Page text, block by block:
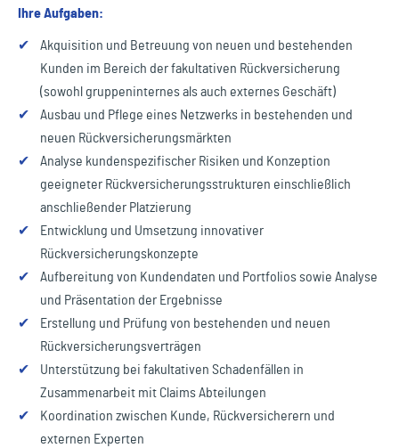
Ihre Aufgaben:
✔
Akquisition und Betreuung von neuen und bestehenden
Kunden im Bereich der fakultativen Rückversicherung
(sowohl gruppeninternes als auch externes Geschäft)
✔
Ausbau und Pflege eines Netzwerks in bestehenden und
neuen Rückversicherungsmärkten
✔
Analyse kundenspezifischer Risiken und Konzeption
geeigneter Rückversicherungsstrukturen einschließlich
anschließender Platzierung
✔
Entwicklung und Umsetzung innovativer
Rückversicherungskonzepte
✔
Aufbereitung von Kundendaten und Portfolios sowie Analyse
und Präsentation der Ergebnisse
✔
Erstellung und Prüfung von bestehenden und neuen
Rückversicherungsverträgen
✔
Unterstützung bei fakultativen Schadenfällen in
Zusammenarbeit mit Claims Abteilungen
✔
Koordination zwischen Kunde, Rückversicherern und
externen Experten